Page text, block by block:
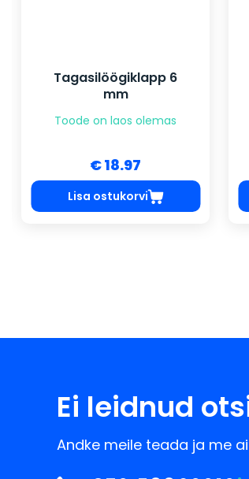
Tagasilöögiklapp 6
mm
Toode on laos olemas
€ 18.97
Lisa ostukorvi
Ei leidnud
Andke meile teada ja me